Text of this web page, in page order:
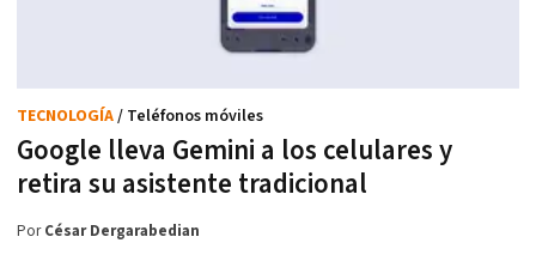
Google lleva Gemini a los celulares y
retira su asistente tradicional
TECNOLOGÍA/ Teléfonos móviles
PorCésar Dergarabedian